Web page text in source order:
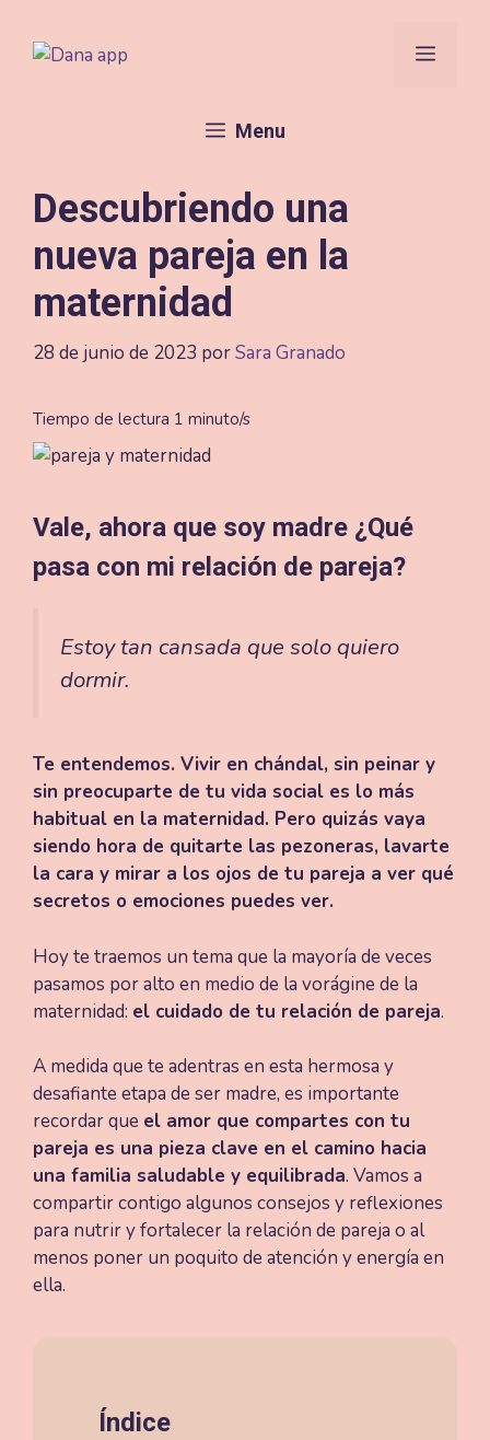
contenido
Menú
Menu
Descubriendo una
nueva pareja en la
maternidad
28 de junio de 2023 porSara Granado
Vale, ahora que soy madre ¿Qué
pasa con mi relación de pareja?
Estoy tan cansada que solo quiero
dormir.
Te entendemos. Vivir en chándal, sin peinar y
sin preocuparte de tu vida social es lo más
habitual en la maternidad. Pero quizás vaya
siendo hora de quitarte las pezoneras, lavarte
la cara y mirar a los ojos de tu pareja a ver qué
secretos o emociones puedes ver.
Hoy te traemos un tema que la mayoría de veces
pasamos por alto en medio de la vorágine de la
maternidad: el cuidado de tu relación de pareja.
A medida que te adentras en esta hermosa y
desafiante etapa de ser madre, es importante
recordar que el amor que compartes con tu
pareja es una pieza clave en el camino hacia
una familia saludable y equilibrada. Vamos a
compartir contigo algunos consejos y reflexiones
para nutrir y fortalecer la relación de pareja o al
menos poner un poquito de atención y energía en
ella.
Índice